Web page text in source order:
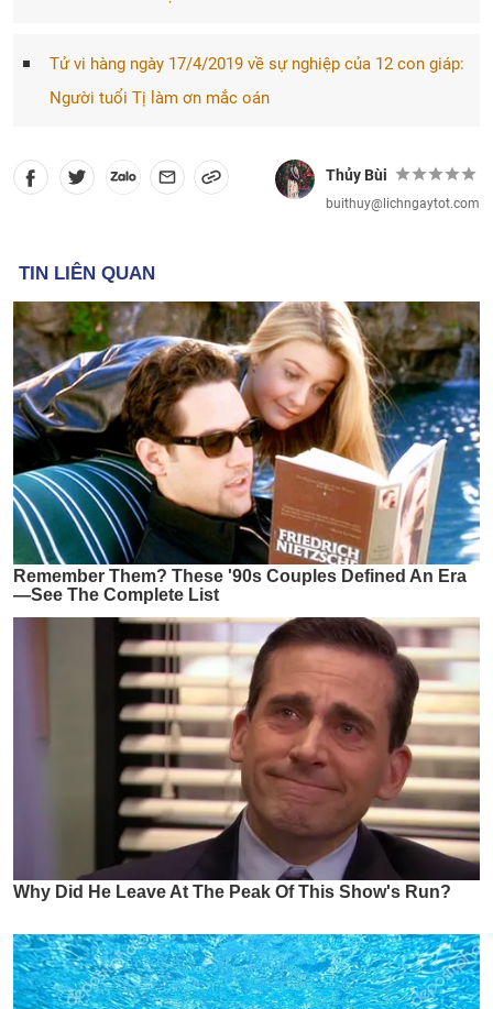
Tử vi hàng ngày 17/4/2019 về sự nghiệp của 12 con giáp:
Người tuổi Tị làm ơn mắc oán
Thủy Bùi
buithuy@lichngaytot.com